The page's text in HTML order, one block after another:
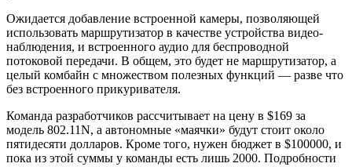
Ожидается добавление встроенной камеры, позволяющей
использовать маршрутизатор в качестве устройства видео-
наблюдения, и встроенного аудио для беспроводной
потоковой передачи. В общем, это будет не маршрутизатор, а
целый комбайн с множеством полезных функций — разве что
без встроенного прикуривателя.
Команда разработчиков рассчитывает на цену в $169 за
модель 802.11N, а автономные «маячки» будут стоит около
пятидесяти долларов. Кроме того, нужен бюджет в $100000, и
пока из этой суммы у команды есть лишь 2000. Подробности